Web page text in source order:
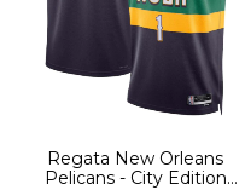
Regata New Orleans
Pelicans - City Edition